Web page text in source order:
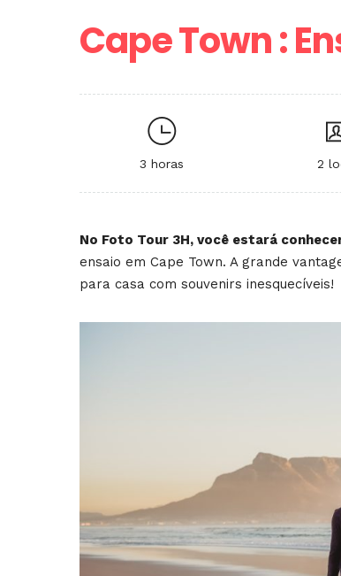
Cape Town :
3 horas 2
No Foto Tour 3H, você estará
ensaio em Cape Town. A grande
para casa com souvenirs inesquecíveis!